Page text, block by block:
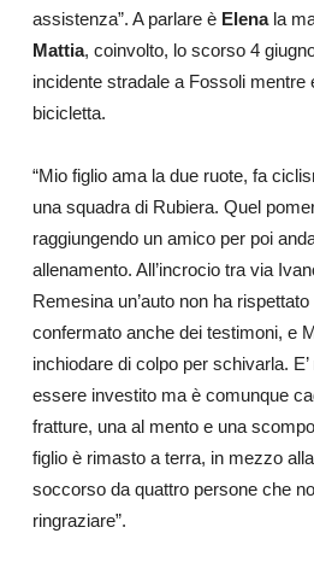
assistenza”. A parlare è Elenala
Mattia, coinvolto, lo scorso 4
incidente stradale a Fossoli mentre
bicicletta.
“Mio figlio ama la due ruote, fa
una squadra di Rubiera. Quel
raggiungendo un amico per poi
allenamento. All’incrocio tra via
Remesina un’auto non ha
confermato anche dei testimoni, e
inchiodare di colpo per schivarla.
essere investito ma è comunque
fratture, una al mento e una
figlio è rimasto a terra, in mezzo
soccorso da quattro persone che
ringraziare”.